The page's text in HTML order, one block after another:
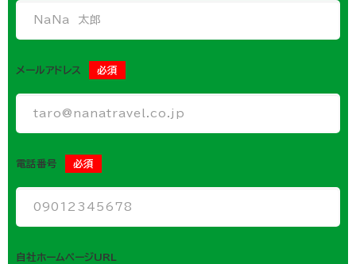
メールアドレス 必須
電話番号 必須
自社ホームページURL